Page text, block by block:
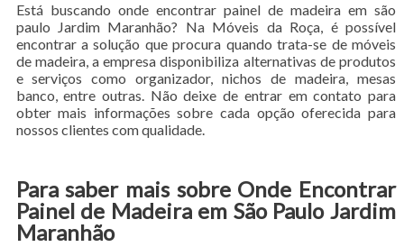
Está buscando onde encontrar painel de madeira em são
paulo Jardim Maranhão? Na Móveis da Roça, é possível
encontrar a solução que procura quando trata-se de móveis
de madeira, a empresa disponibiliza alternativas de produtos
e serviços como organizador, nichos de madeira, mesas
banco, entre outras. Não deixe de entrar em contato para
obter mais informações sobre cada opção oferecida para
nossos clientes com qualidade.
Para saber mais sobre Onde Encontrar
Painel de Madeira em São Paulo Jardim
Maranhão